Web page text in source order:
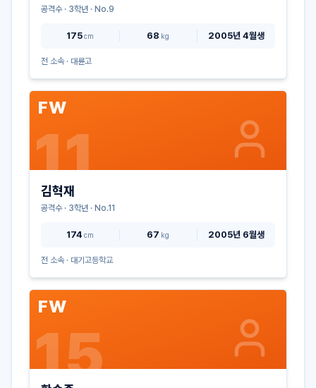
공격수· 3학년 · No.9
175cm 68 kg 2005년 4월생
전 소속 · 대륜고
FW
11
김혁재
공격수· 3학년 · No.11
174 cm 67 kg 2005년 6월생
전 소속 · 대기고등학교
FW
15